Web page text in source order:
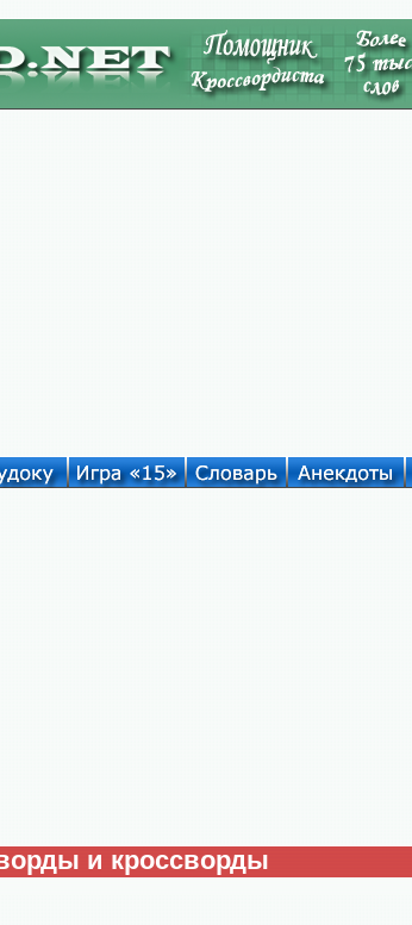
и кроссворды